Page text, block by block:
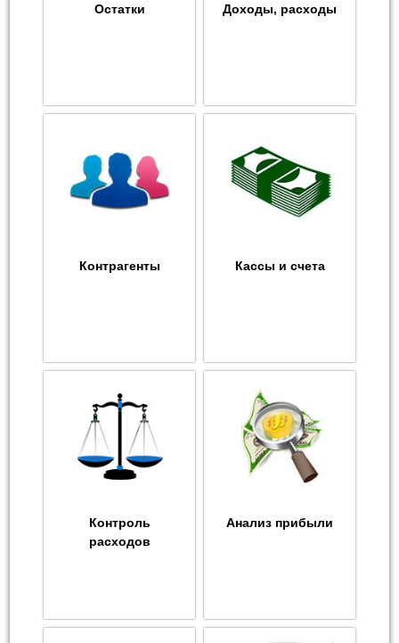
Остатки Доходы, расходы
Контрагенты Кассы и счета
Контроль
расходов
Анализ прибыли